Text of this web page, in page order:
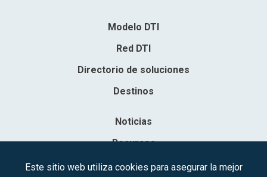
Modelo DTI
Red DTI
Directorio de soluciones
Destinos
Noticias
Recursos
Contacto
Este sitio web utiliza cookies para asegurar la mejor